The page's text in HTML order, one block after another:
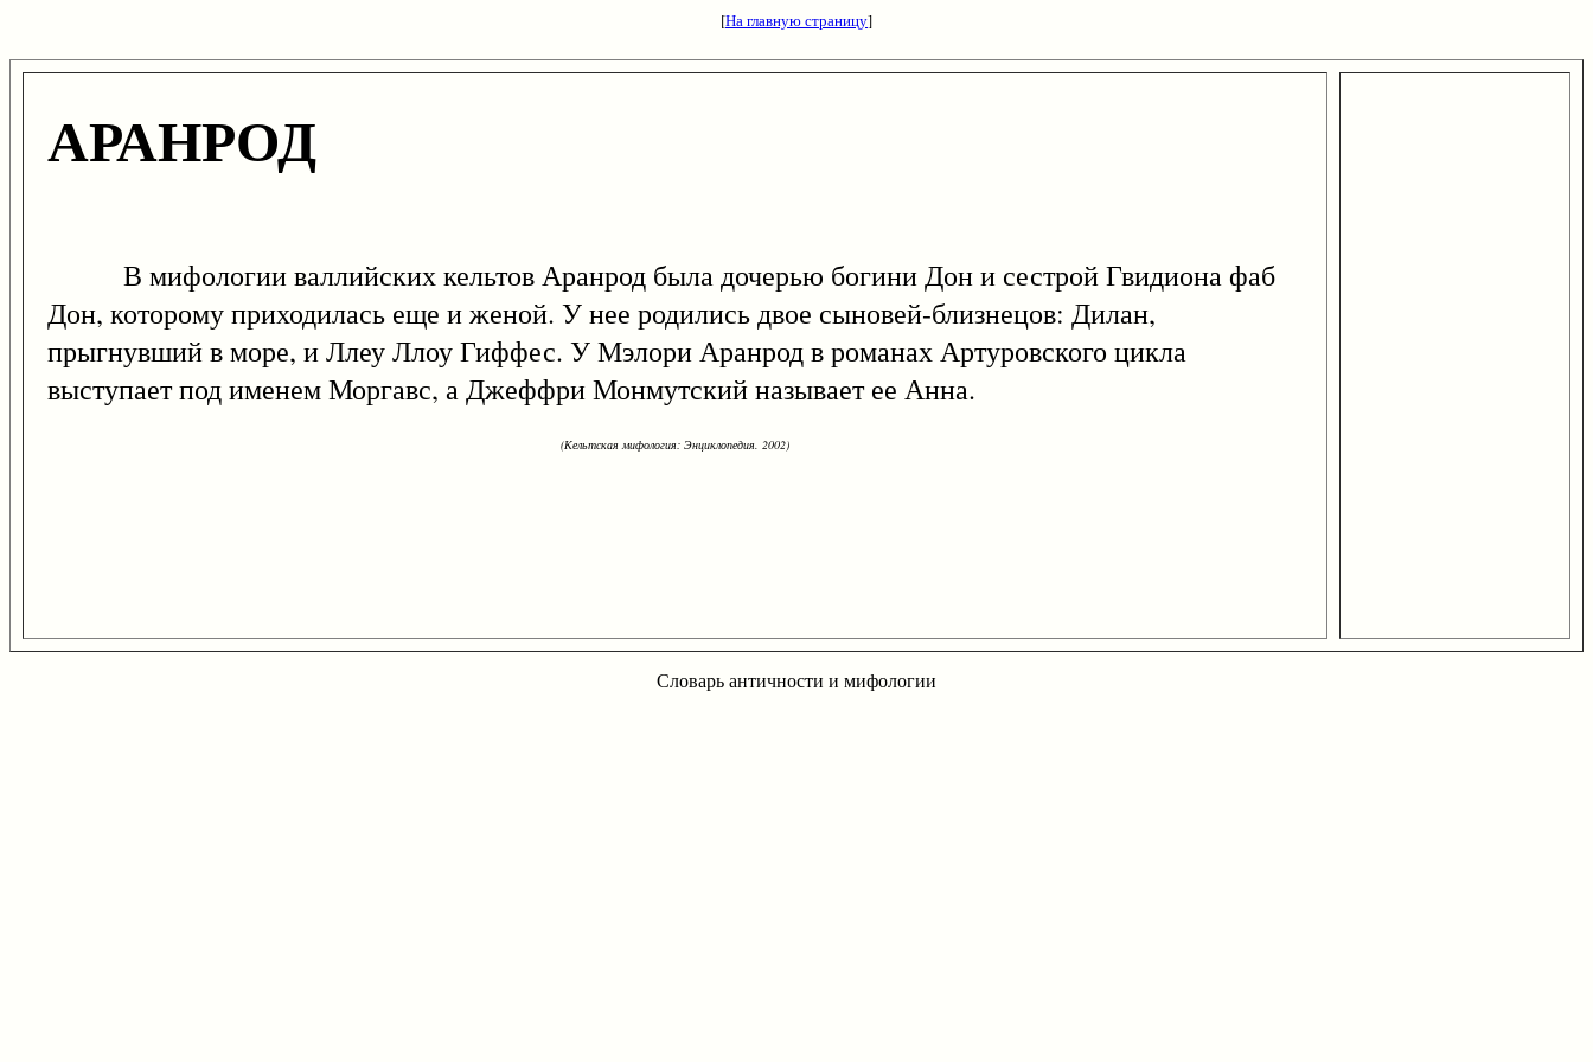
[На главную страницу]
АРАНРОД
В мифологии валлийских кельтов Аранрод была дочерью богини Дон и сестрой Гвидиона фаб
Дон, которому приходилась еще и женой. У нее родились двое сыновей-близнецов: Дилан,
прыгнувший в море, и Ллеу Ллоу Гиффес. У Мэлори Аранрод в романах Артуровского цикла
выступает под именем Моргавс, а Джеффри Монмутский называет ее Анна.
(Кельтская мифология: Энциклопедия. 2002)
Словарь античности и мифологии